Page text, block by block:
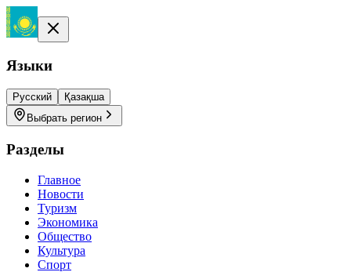
Языки
Русский
Қазақша
Выбрать регион
Разделы
Главное
Новости
Туризм
Экономика
Общество
Культура
Спорт